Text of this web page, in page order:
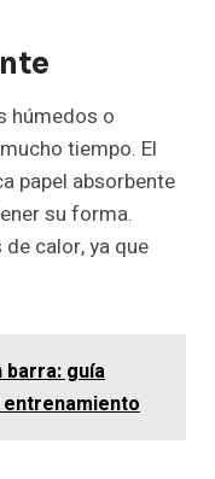
húmedos o
tiempo. El
papel absorbente
su forma.
calor, ya que
guía